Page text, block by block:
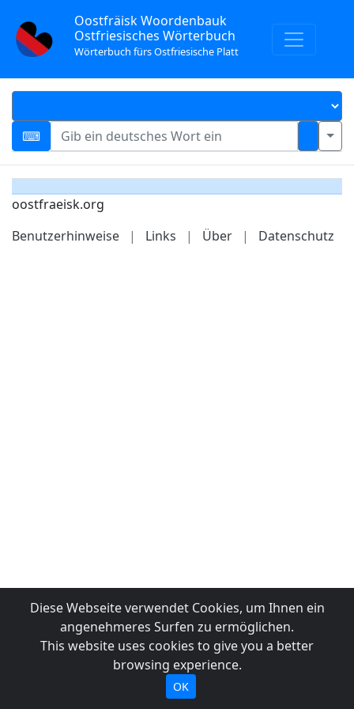
Oostfräisk Woordenbauk
Ostfriesisches Wörterbuch
Wörterbuch fürs Ostfriesische Platt
oostfraeisk.org
Benutzerhinweise
| Links | Über | Datenschutz
Diese Webseite verwendet Cookies, um Ihnen ein
angenehmeres Surfen zu ermöglichen.
This website uses cookies to give you a better
browsing experience.
OK